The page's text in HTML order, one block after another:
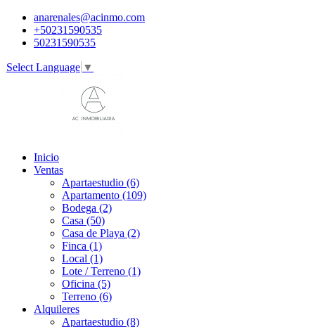
anarenales@acinmo.com
+50231590535
50231590535
Select Language ▼
Inicio
Ventas
Apartaestudio (6)
Apartamento (109)
Bodega (2)
Casa (50)
Casa de Playa (2)
Finca (1)
Local (1)
Lote / Terreno (1)
Oficina (5)
Terreno (6)
Alquileres
Apartaestudio (8)